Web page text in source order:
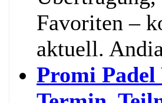
Favoriten –
aktuell.
Promi